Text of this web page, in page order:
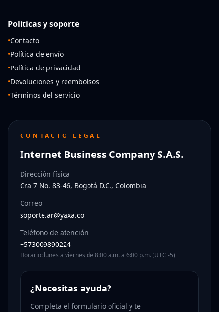
Políticas y soporte
•Contacto
•Política de envío
•Política de privacidad
•Devoluciones y reembolsos
•Términos del servicio
CONTACTO LEGAL
Internet Business Company S.A.S.
Dirección física
Cra 7 No. 83-46, Bogotá D.C., Colombia
Correo
soporte.ar@yaxa.co
Teléfono de atención
+573009890224
Horario: lunes a viernes de 8:00 a.m. a 6:00 p.m. (UTC -5)
¿Necesitas ayuda?
Completa el formulario oficial y te